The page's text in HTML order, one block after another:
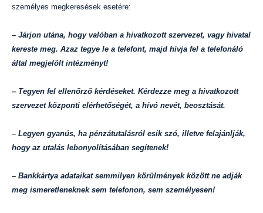
személyes megkeresések esetére:
– Járjon utána, hogy valóban a hivatkozott szervezet, vagy hivatal
kereste meg. Azaz tegye le a telefont, majd hívja fel a telefonáló
által megjelölt intézményt!
– Tegyen fel ellenőrző kérdéseket. Kérdezze meg a hivatkozott
szervezet központi elérhetőségét, a hívó nevét, beosztását.
– Legyen gyanús, ha pénzátutalásról esik szó, illetve felajánlják,
hogy az utalás lebonyolításában segítenek!
– Bankkártya adataikat semmilyen körülmények között ne adják
meg ismeretleneknek sem telefonon, sem személyesen!